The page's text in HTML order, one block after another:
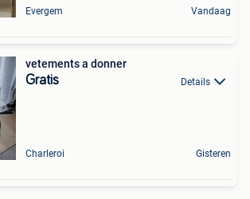
Evergem Vandaag
vetements a donner
Gratis Details
Charleroi Gisteren